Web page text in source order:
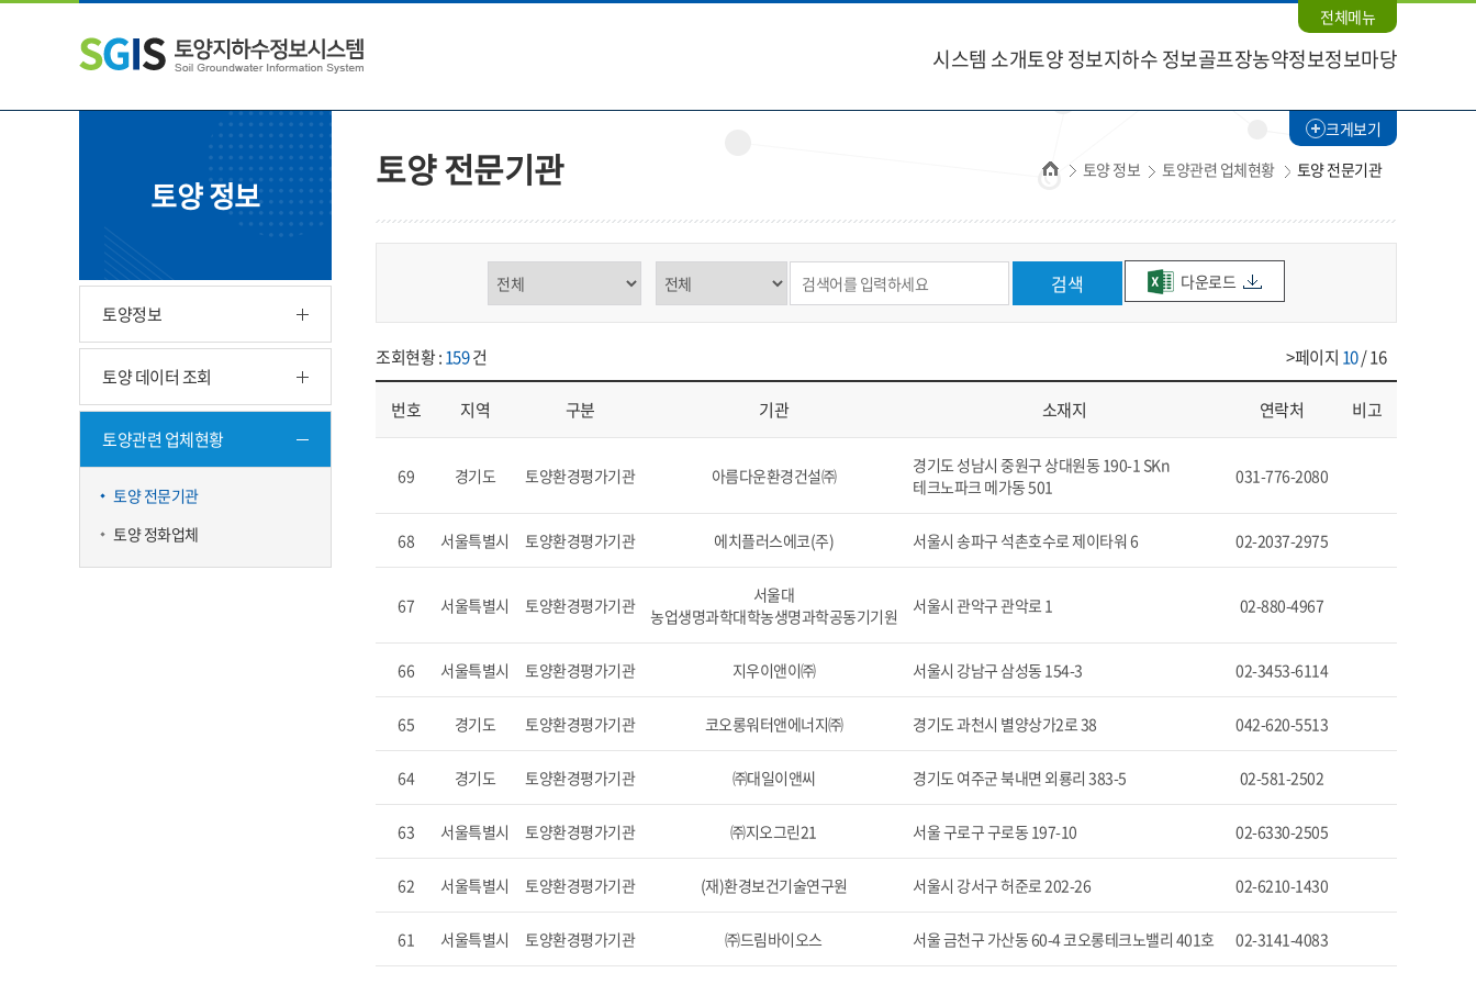
시스템 소개토양 정보지하수 정보골프장농약정보정보마당
전체메뉴
토양 정보
토양정보
토양 데이터 조회
토양관련 업체현황
토양 전문기관
토양 정화업체
토양 전문기관 홈 토양 정보 토양관련 업체현황 토양 전문기관
크게보기
검색 다운로드
조회현황 :159건 >페이지 10/ 16
번호 지역 구분 기관 소재지 연락처 비고
69 경기도 토양환경평가기관 아름다운환경건설㈜
경기도 성남시 중원구 상대원동 190-1 SKn
테크노파크 메가동 501
031-776-2080
68 서울특별시 토양환경평가기관 에치플러스에코(주) 서울시 송파구 석촌호수로 제이타워 6 02-2037-2975
67 서울특별시 토양환경평가기관
서울대
농업생명과학대학농생명과학공동기기원
서울시 관악구 관악로 1 02-880-4967
66 서울특별시 토양환경평가기관 지우이앤이㈜ 서울시 강남구 삼성동 154-3 02-3453-6114
65 경기도 토양환경평가기관 코오롱워터앤에너지㈜ 경기도 과천시 별양상가2로 38 042-620-5513
64 경기도 토양환경평가기관 ㈜대일이앤씨 경기도 여주군 북내면 외룡리 383-5 02-581-2502
63 서울특별시 토양환경평가기관 ㈜지오그린21 서울 구로구 구로동 197-10 02-6330-2505
62 서울특별시 토양환경평가기관 (재)환경보건기술연구원 서울시 강서구 허준로 202-26 02-6210-1430
61 서울특별시 토양환경평가기관 ㈜드림바이오스 서울 금천구 가산동 60-4 코오롱테크노밸리 401호 02-3141-4083